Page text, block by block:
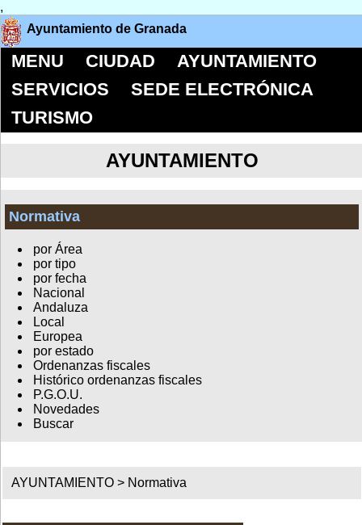
,
Ayuntamiento de Granada
MENU CIUDAD
AYUNTAMIENTO
SERVICIOS
SEDE ELECTRÓNICA
TURISMO
AYUNTAMIENTO
Normativa
por Área
por tipo
por fecha
Nacional
Andaluza
Local
Europea
por estado
Ordenanzas fiscales
Histórico ordenanzas fiscales
P.G.O.U.
Novedades
Buscar
AYUNTAMIENTO > Normativa